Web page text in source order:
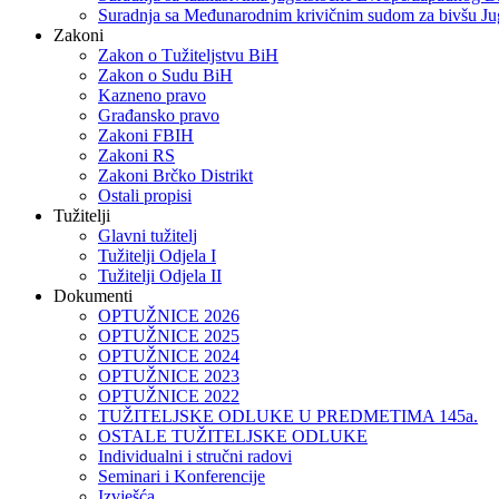
Suradnja sa Međunarodnim krivičnim sudom za bivšu
Zakoni
Zakon o Тužiteljstvu BiH
Zakon o Sudu BiH
Kazneno pravo
Građansko pravo
Zakoni FBIH
Zakoni RS
Zakoni Brčko Distrikt
Ostali propisi
Tužitelji
Glavni tužitelj
Tužitelji Odjela I
Tužitelji Odjela II
Dokumenti
OPTUŽNICE 2026
OPTUŽNICE 2025
OPTUŽNICE 2024
OPTUŽNICE 2023
OPTUŽNICE 2022
TUŽITELJSKE ODLUKE U PREDMETIMA 145a.
OSTALE TUŽITELJSKE ODLUKE
Individualni i stručni radovi
Seminari i Konferencije